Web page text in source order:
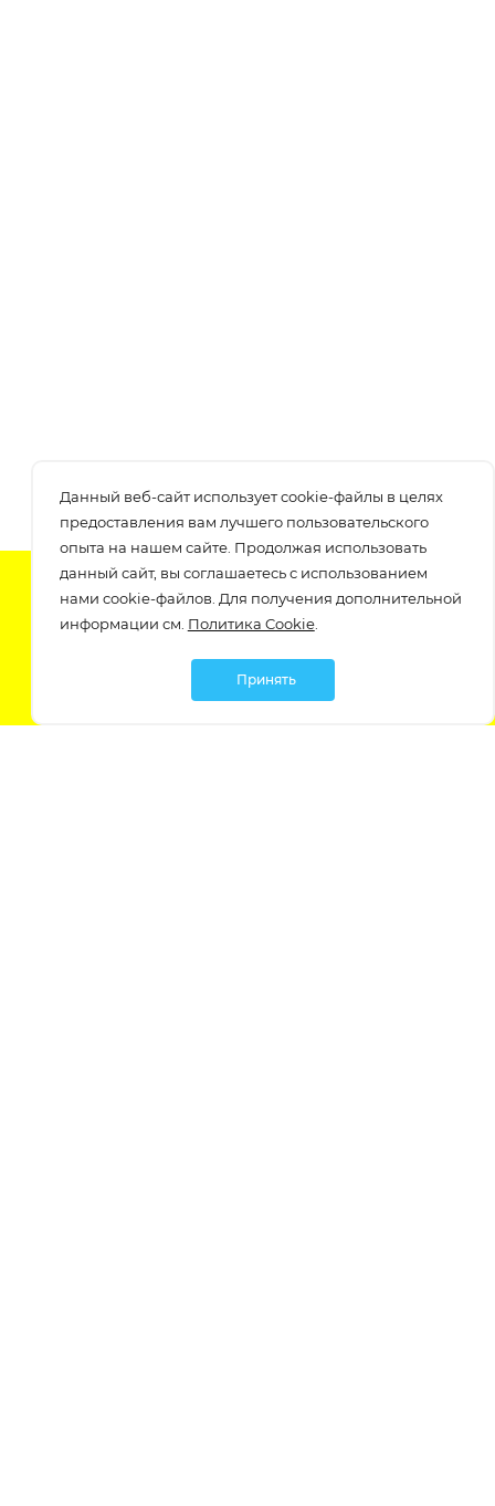
Подпишитесь на нашу рассылку
узнавайте о скидках и акциях самые первые!
Данный веб-сайт использует cookie-файлы в целях
предоставления вам лучшего пользовательского
опыта на нашем сайте. Продолжая использовать
данный сайт, вы соглашаетесь с использованием
нами cookie-файлов. Для получения дополнительной
информации см. Политика Cookie.
Принять